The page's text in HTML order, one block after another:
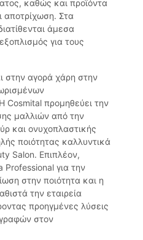
καθώς και προϊόντα
αποτρίχωση. Στα
άμεσα
για τους
στην αγορά χάρη στην
Cosmital προμηθεύει την
μαλλιών από την
και ονυχοπλαστικής
ποιότητας καλλυντικά
Salon. Επιπλέον,
Professional για την
στην ποιότητα και η
την εταιρεία
προηγμένες λύσεις
στον